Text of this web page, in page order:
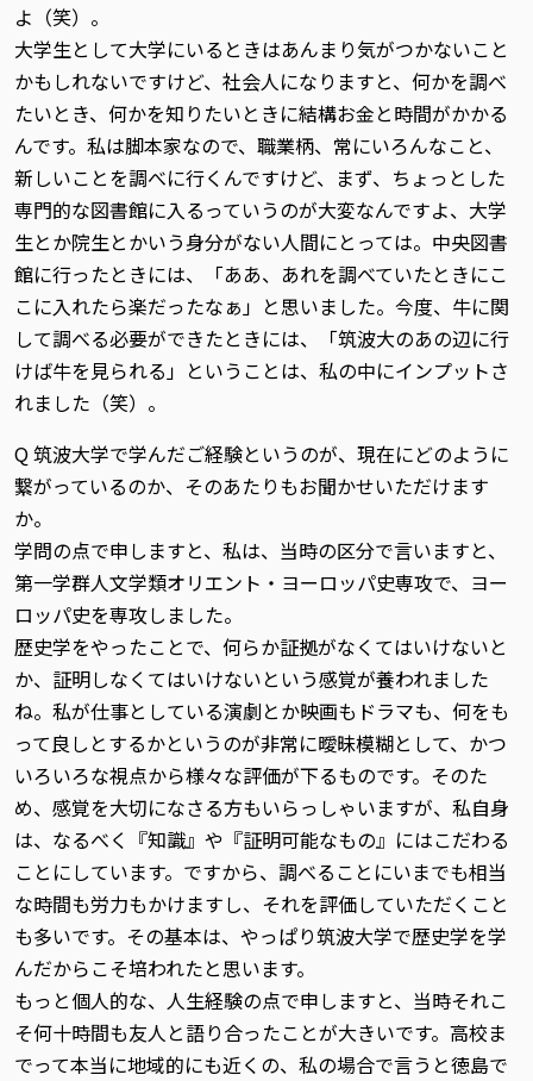
よ（笑）。
大学生として大学にいるときはあんまり気がつかないこと
かもしれないですけど、社会人になりますと、何かを調べ
たいとき、何かを知りたいときに結構お金と時間がかかる
んです。私は脚本家なので、職業柄、常にいろんなこと、
新しいことを調べに行くんですけど、まず、ちょっとした
専門的な図書館に入るっていうのが大変なんですよ、大学
生とか院生とかいう身分がない人間にとっては。中央図書
館に行ったときには、「ああ、あれを調べていたときにこ
こに入れたら楽だったなぁ」と思いました。今度、牛に関
して調べる必要ができたときには、「筑波大のあの辺に行
けば牛を見られる」ということは、私の中にインプットさ
れました（笑）。
Q 筑波大学で学んだご経験というのが、現在にどのように
繋がっているのか、そのあたりもお聞かせいただけます
か。
学問の点で申しますと、私は、当時の区分で言いますと、
第一学群人文学類オリエント・ヨーロッパ史専攻で、ヨー
ロッパ史を専攻しました。
歴史学をやったことで、何らか証拠がなくてはいけないと
か、証明しなくてはいけないという感覚が養われました
ね。私が仕事としている演劇とか映画もドラマも、何をも
って良しとするかというのが非常に曖昧模糊として、かつ
いろいろな視点から様々な評価が下るものです。そのた
め、感覚を大切になさる方もいらっしゃいますが、私自身
は、なるべく『知識』や『証明可能なもの』にはこだわる
ことにしています。ですから、調べることにいまでも相当
な時間も労力もかけますし、それを評価していただくこと
も多いです。その基本は、やっぱり筑波大学で歴史学を学
んだからこそ培われたと思います。
もっと個人的な、人生経験の点で申しますと、当時それこ
そ何十時間も友人と語り合ったことが大きいです。高校ま
でって本当に地域的にも近くの、私の場合で言うと徳島で